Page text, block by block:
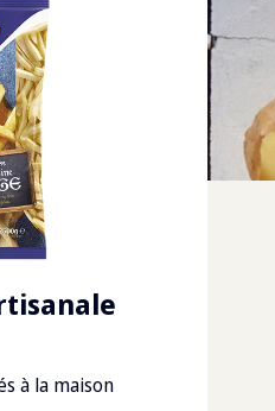
à la maison